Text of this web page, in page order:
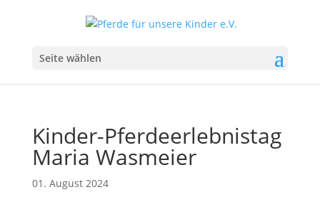
Seite wählen
Kinder-Pferdeerlebnistag
Maria Wasmeier
01. August 2024